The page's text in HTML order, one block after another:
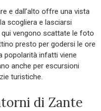
e dall’alto offre una vista
scogliera e lasciarsi
vengono scattate le foto
presto per godersi le ore
popolarità infatti viene
anche per escursioni
turistiche.
di Zante